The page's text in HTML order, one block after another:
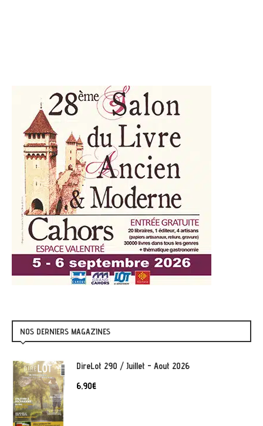
NOS DERNIERS MAGAZINES
DireLot 290 / Juillet - Aout 2026
6,90€